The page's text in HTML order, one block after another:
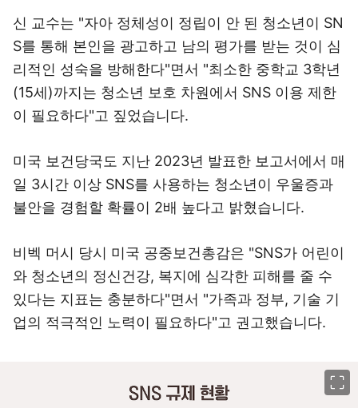
신 교수는 "자아 정체성이 정립이 안 된 청소년이 SN
S를 통해 본인을 광고하고 남의 평가를 받는 것이 심
리적인 성숙을 방해한다"면서 "최소한 중학교 3학년
(15세)까지는 청소년 보호 차원에서 SNS 이용 제한
이 필요하다"고 짚었습니다.
미국 보건당국도 지난 2023년 발표한 보고서에서 매
일 3시간 이상 SNS를 사용하는 청소년이 우울증과
불안을 경험할 확률이 2배 높다고 밝혔습니다.
비벡 머시 당시 미국 공중보건총감은 "SNS가 어린이
와 청소년의 정신건강, 복지에 심각한 피해를 줄 수
있다는 지표는 충분하다"면서 "가족과 정부, 기술 기
업의 적극적인 노력이 필요하다"고 권고했습니다.